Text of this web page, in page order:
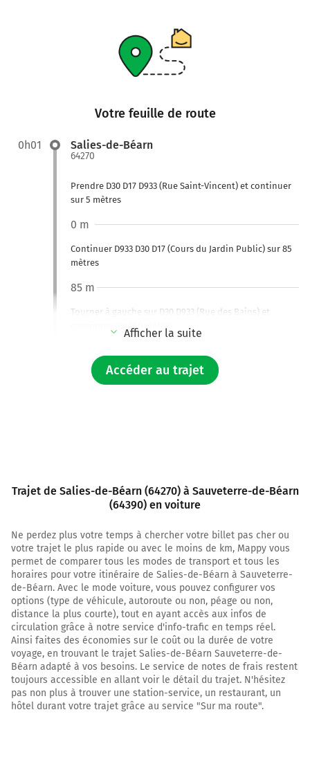
Votre feuille de route
0h01 Salies-de-Béarn
64270
Prendre D30 D17 D933 (Rue Saint-Vincent) et continuer
sur 5 mètres
Continuer D933 D30 D17 (Cours du Jardin Public) sur 85
mètres
0 m
Tourner à gauche sur D30 D933 (Rue des Bains) et
continuer sur 150 mètres
85 m
Au rond-point, prendre la 1ère sortie sur Avenue du
Tourner à gauche sur Boulevard de la Clabotte et
Au rond-point, prendre la 2ème sortie sur Boulevard de
la Clabotte et continuer sur 230 mètres
600 m
Tourner à droite sur D933 (Avenue des Pyrénées) et
continuer sur 1,4 kilomètre
850 m
Tourner à droite sur D933 et continuer sur 5,8
kilomètres
2,2 km
Afficher la suite
Accéder au trajet
Trajet de Salies-de-Béarn (64270) à Sauveterre-de-Béarn
(64390) en voiture
Ne perdez plus votre temps à chercher votre billet pas cher ou
votre trajet le plus rapide ou avec le moins de km, Mappy vous
permet de comparer tous les modes de transport et tous les
horaires pour votre itinéraire de Salies-de-Béarn à Sauveterre-
de-Béarn. Avec le mode voiture, vous pouvez configurer vos
options (type de véhicule, autoroute ou non, péage ou non,
distance la plus courte), tout en ayant accès aux infos de
circulation grâce à notre service d'info-trafic en temps réel.
Ainsi faites des économies sur le coût ou la durée de votre
voyage, en trouvant le trajet Salies-de-Béarn Sauveterre-de-
Béarn adapté à vos besoins. Le service de notes de frais restent
toujours accessible en allant voir le détail du trajet. N'hésitez
pas non plus à trouver une station-service, un restaurant, un
hôtel durant votre trajet grâce au service "Sur ma route".